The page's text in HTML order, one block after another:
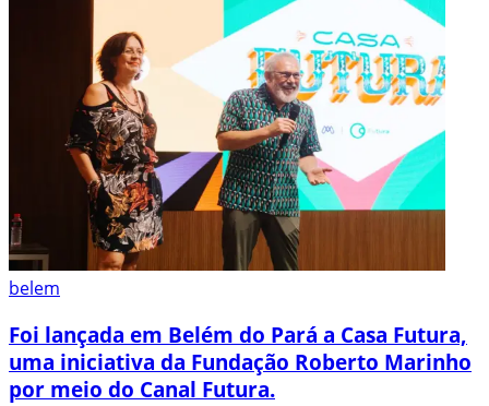
belem
Foi lançada em Belém do Pará a Casa Futura,
uma iniciativa da Fundação Roberto Marinho
por meio do Canal Futura.